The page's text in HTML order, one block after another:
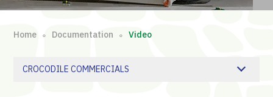
Home ∘ Documentation ∘ Video
CROCODILE COMMERCIALS